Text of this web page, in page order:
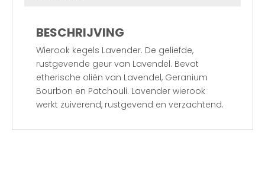
BESCHRIJVING
Wierook kegels Lavender. De geliefde,
rustgevende geur van Lavendel. Bevat
etherische oliën van Lavendel, Geranium
Bourbon en Patchouli. Lavender wierook
werkt zuiverend, rustgevend en verzachtend.